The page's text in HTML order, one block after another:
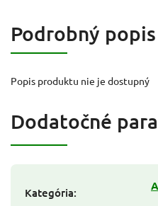
Podrobný popis
Popis produktu nie je dostupný
Dodatočné
Kategória: